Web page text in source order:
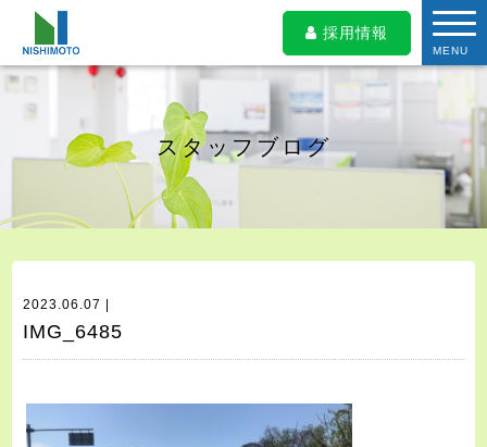
採用情報
MENU
スタッフブログ
2023.06.07 |
IMG_6485